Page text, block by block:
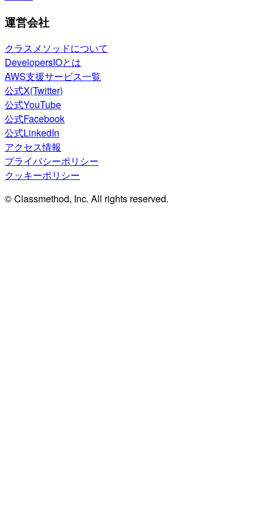
運営会社
クラスメソッドについて
DevelopersIOとは
AWS支援サービス一覧
公式X(Twitter)
公式YouTube
公式Facebook
公式LinkedIn
アクセス情報
プライバシーポリシー
クッキーポリシー
© Classmethod, Inc. All rights reserved.